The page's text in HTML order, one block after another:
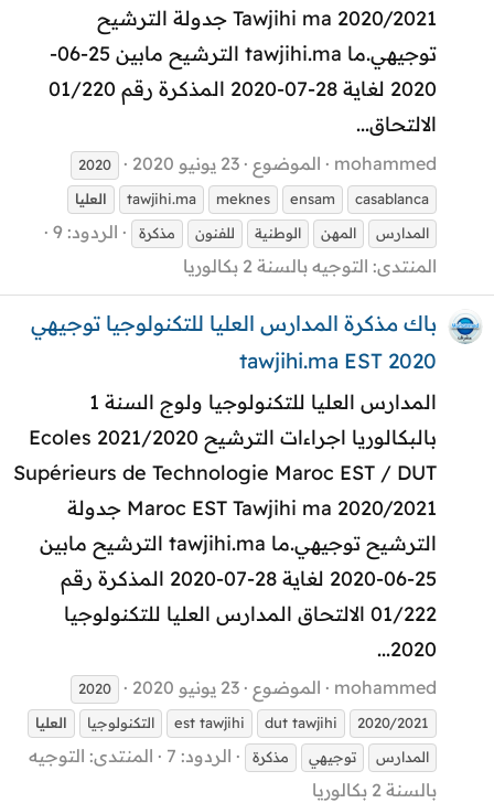
Tawjihi ma 2020/2021 جدولة الترشيح
توجيهي.ما tawjihi.ma الترشيح مابين 25-06-
2020 لغاية 28-07-2020 المذكرة رقم 01/220
الالتحاق...
mohammed الموضوع 23 يونيو 2020
2020
casablanca
ensam
meknes
tawjihi.ma
العليا
المدارس
المهن الوطنية للفنون مذكرة
الردود: 9
المنتدى: التوجيه بالسنة 2 بكالوريا
باك مذكرة المدارس العليا للتكنولوجيا توجيهي
tawjihi.ma EST 2020
المدارس العليا للتكنولوجيا ولوج السنة 1
بالبكالوريا اجراءات الترشيح 2021/2020 Ecoles
Supérieurs de Technologie Maroc EST / DUT
Maroc EST Tawjihi ma 2020/2021 جدولة
الترشيح توجيهي.ما tawjihi.ma الترشيح مابين
25-06-2020 لغاية 28-07-2020 المذكرة رقم
01/222 الالتحاق المدارس العليا للتكنولوجيا
2020...
mohammed الموضوع 23 يونيو 2020
2020
2020/2021
dut tawjihi
est tawjihi التكنولوجيا
العليا
المدارس
توجيهي مذكرة الردود: 7 المنتدى: التوجيه
بالسنة 2 بكالوريا